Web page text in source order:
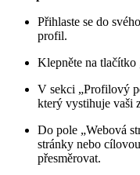
Přihlaste se do
profil.
Klepněte na
V sekci „Profilový
který vystihuje vaši
Do pole „Webová
stránky nebo
přesměrovat.